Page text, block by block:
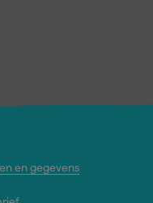
en gegevens